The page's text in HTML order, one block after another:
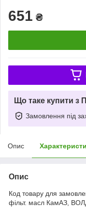
651 ₴
Що таке купити з
Замовлення під
Опис
Опис
Код товару для
фільт. масл КамАЗ,